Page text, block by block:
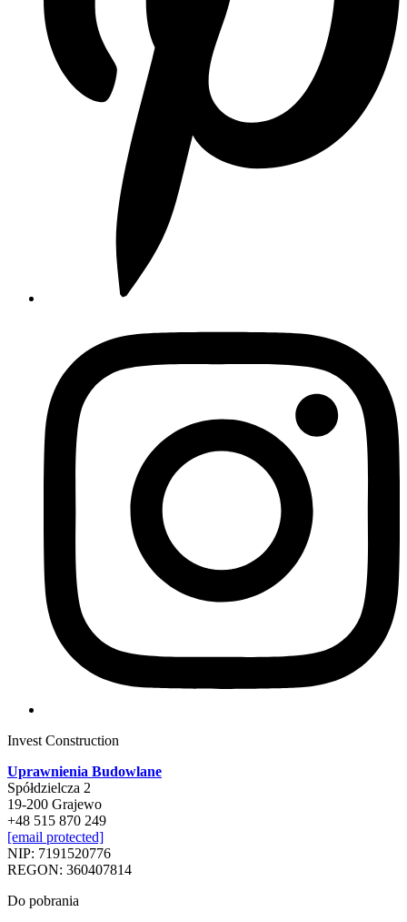
Invest Construction
Uprawnienia Budowlane
Spółdzielcza 2
19-200 Grajewo
+48 515 870 249
[email protected]
NIP: 7191520776
REGON: 360407814
Do pobrania